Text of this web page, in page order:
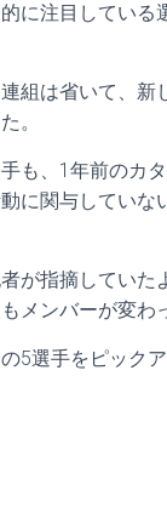
に注目している
組は省いて、新
。
も、1年前のカ
に関与していな
が指摘していた
メンバーが変わ
5選手をピック